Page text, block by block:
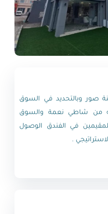
صور وبالتحديد في السوق
من شاطي نعمة والسوق
في الفندق الوصول
.